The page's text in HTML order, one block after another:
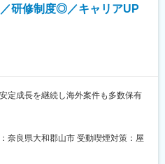
定義支援などの上流工程の推進
取りまとめ
／Azure他）へのクラウドリフト・
手～ベテランまで幅広い年齢層が所
研修制度◎／キャリアUP
定成長を継続し海外案件も多数保有
のメンテナンス業務をお任せ致しま
奈良県大和郡山市 受動喫煙対策：屋